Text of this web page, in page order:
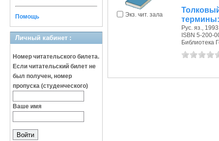
Помощь
Личный кабинет :
Номер читательского билета.
Если читательский билет не
был получен, номер
пропуска (студенческого)
Ваше имя
Экз. чит. зала
Рус. яз., 1993
ISBN 5-200-
Библиотека